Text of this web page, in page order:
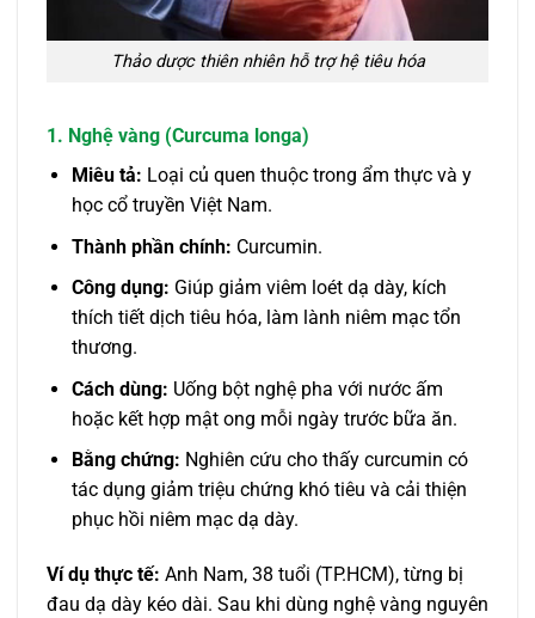
Thảo dược thiên nhiên hỗ trợ hệ tiêu hóa
1. Nghệ vàng (Curcuma longa)
Miêu tả: Loại củ quen thuộc trong ẩm thực và y
học cổ truyền Việt Nam.
Thành phần chính: Curcumin.
Công dụng: Giúp giảm viêm loét dạ dày, kích
thích tiết dịch tiêu hóa, làm lành niêm mạc tổn
thương.
Cách dùng: Uống bột nghệ pha với nước ấm
hoặc kết hợp mật ong mỗi ngày trước bữa ăn.
Bằng chứng: Nghiên cứu cho thấy curcumin có
tác dụng giảm triệu chứng khó tiêu và cải thiện
phục hồi niêm mạc dạ dày.
Ví dụ thực tế: Anh Nam, 38 tuổi (TP.HCM), từng bị
đau dạ dày kéo dài. Sau khi dùng nghệ vàng nguyên